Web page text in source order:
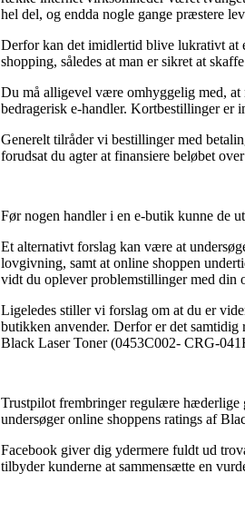
hel del, og endda nogle gange præstere
Derfor kan det imidlertid blive lukrativt at
shopping, således at man er sikret at
Du må alligevel være omhyggelig med, at
bedragerisk e-handler. Kortbestillinger er
Generelt tilråder vi bestillinger med
forudsat du agter at finansiere beløbet
Før nogen handler i en e-butik kunne de
Et alternativt forslag kan være at
lovgivning, samt at online shoppen
vidt du oplever problemstillinger med din
Ligeledes stiller vi forslag om at du er
butikken anvender. Derfor er det
Black Laser Toner (0453C002- CRG-
Trustpilot frembringer regulære hæderlige
undersøger online shoppens ratings af
Facebook giver dig ydermere fuldt ud
tilbyder kunderne at sammensætte en